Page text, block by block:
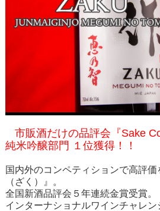
市販酒だけの品評会『Sake
純米吟醸部門 １位獲得！！
国内外のコンペティションで高評
（ざく）』。
全国新酒品評会５年連続金賞受賞。
インターナショナルワインチャレ